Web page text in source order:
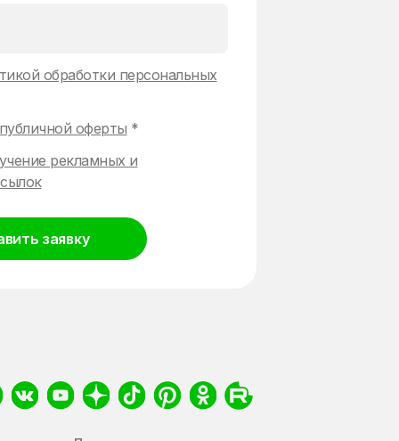
обработки персональных
оферты *
рекламных и
заявку